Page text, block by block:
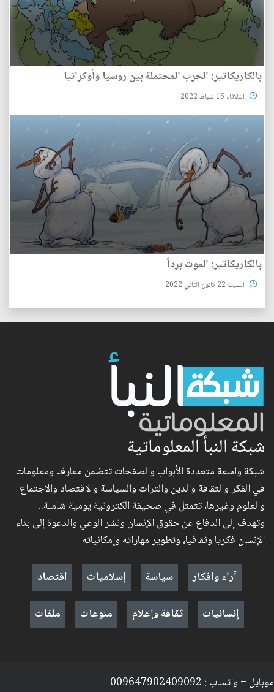
بالكاريكاتير: الحرب المحتملة بين روسيا وأوكرانيا
الثلاثاء 15 شباط 2022
بالكاريكاتير: الموت برداً
السبت 22 كانون الثاني 2022
شبكة النبأ المعلوماتية
شبكة واسعة متعددة الأبواب والصفحات تتضمن معارف ومعلومات
في الفكر والثقافة والدين والتراث والسياسة والاقتصاد والاجتماع
والعلوم وغيرها، تتمثل في صحيفة الكترونية يومية شاملة..
وتهدف إلى الدفاع عن حقوق الإنسان ونشر الوعي والدعوة إلى بناء
الإنسان فكريا وثقافيا، وتطوير مهاراته وإمكانياته
آراء وافكار
سياسة إسلاميات
اقتصاد
إنسانيات
ثقافة وإعلام منوعات ملفات
موبايل + واتساب : 009647902409092